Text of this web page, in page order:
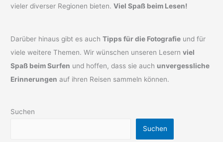
vieler diverser Regionen bieten.Viel Spaß beim Lesen!
Darüber hinaus gibt es auchTipps für die Fotografie und für
viele weitere Themen. Wir wünschen unseren Lesernviel
Spaß beim Surfen und hoffen, dass sie auch unvergessliche
Erinnerungen auf ihren Reisen sammeln können.
Suchen
Suchen